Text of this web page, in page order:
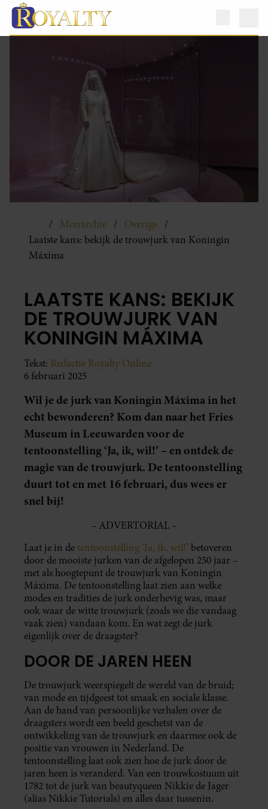
Monarchie
Overige
Laatste kans: bekijk de trouwjurk van Koningin
Máxima
LAATSTE KANS: BEKIJK
DE TROUWJURK VAN
KONINGIN MÁXIMA
Tekst: Redactie Royalty Online
6 februari 2025
Wil je de jurk van Koningin Máxima in het
echt bewonderen? Kom dan naar het Fries
Museum in Leeuwarden voor de
tentoonstelling ‘Ja, ik, wil!’ – en ontdek de
magie van de trouwjurk. De tentoonstelling
duurt tot en met 16 februari, dus wees er
snel bij!
– ADVERTORIAL –
Laat je in de tentoonstelling ‘Ja, ik, wil!’ betoveren
door de mooiste jurken van de afgelopen 250 jaar –
met als hoogtepunt de trouwjurk van Koningin
Máxima. De tentoonstelling laat zien aan welke
modes en tradities de jurk onderhevig was, maar
ook waar de witte trouwjurk (zoals we die vandaag
vaak zien) vandaan kom. En wat zegt de jurk
eigenlijk over de draagster?
DOOR DE JAREN HEEN
De trouwjurk weerspiegelt de wereld van de bruid;
van mode en tijdgeest tot smaak en sociale klasse.
Aan de hand van persoonlijke verhalen over de
draagsters wordt een beeld geschetst van de
ontwikkeling van de trouwjurk en daarmee ook de
positie van vrouwen in Nederland. De
tentoonstelling laat ook zien hoe de jurk door de
jaren heen is veranderd. Van een trouwkostuum uit
1782 tot de jurk van beautyqueen Nikkie de Jager
(alias Nikkie Tutorials) en alles daar tussenin.